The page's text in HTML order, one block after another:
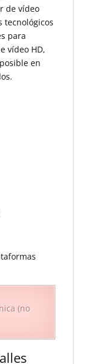
de vídeo
tecnológicos
para
vídeo HD,
en
(no